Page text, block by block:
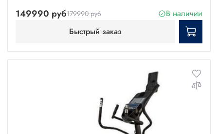
149990 руб179990 руб
В наличии
Быстрый заказ